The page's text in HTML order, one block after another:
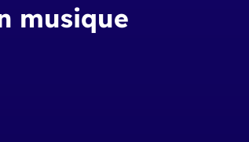
musique